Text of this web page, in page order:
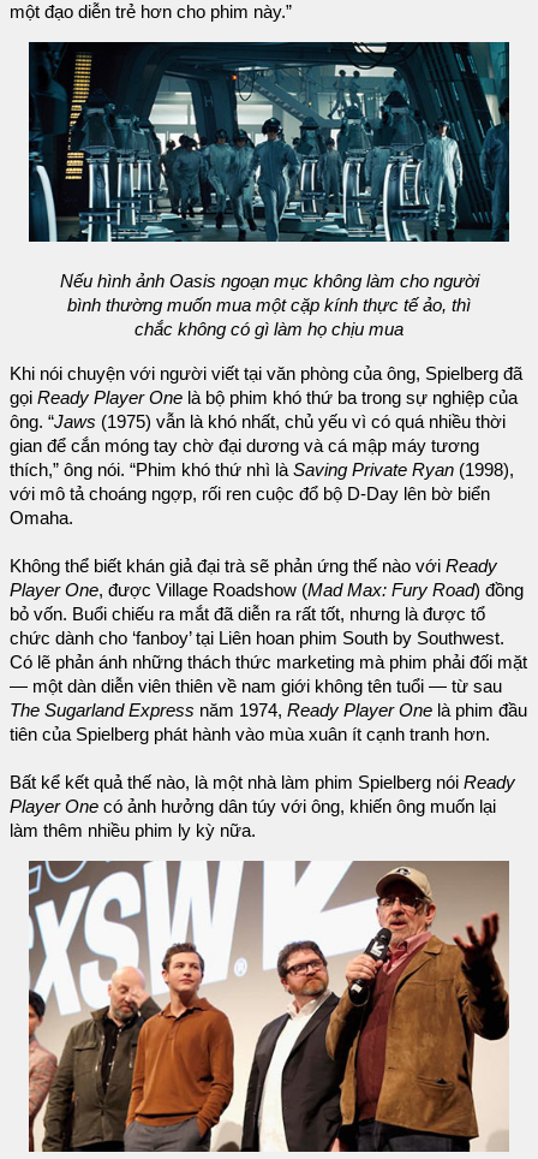
một đạo diễn trẻ hơn cho phim này.”
Nếu hình ảnh Oasis ngoạn mục không làm cho người
bình thường muốn mua một cặp kính thực tế ảo, thì
chắc không có gì làm họ chịu mua
Khi nói chuyện với người viết tại văn phòng của ông, Spielberg đã
gọi Ready Player One là bộ phim khó thứ ba trong sự nghiệp của
ông. “Jaws (1975) vẫn là khó nhất, chủ yếu vì có quá nhiều thời
gian để cắn móng tay chờ đại dương và cá mập máy tương
thích,” ông nói. “Phim khó thứ nhì làSaving Private Ryan (1998),
với mô tả choáng ngợp, rối ren cuộc đổ bộ D-Day lên bờ biển
Omaha.
Không thể biết khán giả đại trà sẽ phản ứng thế nào với Ready
Player One, được Village Roadshow (Mad Max: Fury Road) đồng
bỏ vốn. Buổi chiếu ra mắt đã diễn ra rất tốt, nhưng là được tổ
chức dành cho ‘fanboy’ tại Liên hoan phim South by Southwest.
Có lẽ phản ánh những thách thức marketing mà phim phải đối mặt
— một dàn diễn viên thiên về nam giới không tên tuổi — từ sau
The Sugarland Express năm 1974, Ready Player One là phim đầu
tiên của Spielberg phát hành vào mùa xuân ít cạnh tranh hơn.
Bất kể kết quả thế nào, là một nhà làm phim Spielberg nói Ready
Player One có ảnh hưởng dân túy với ông, khiến ông muốn lại
làm thêm nhiều phim ly kỳ nữa.